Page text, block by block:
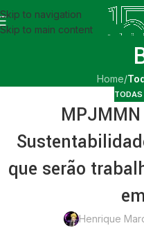
Skip to navigation
Skip to main content
Home/
TODAS
que serão
Henrique